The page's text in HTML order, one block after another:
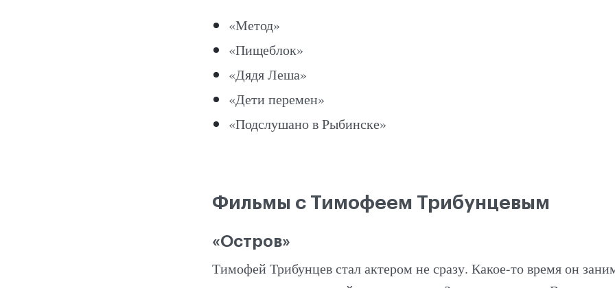
«Метод»
«Пищеблок»
«Дядя Леша»
«Дети перемен»
«Подслушано в Рыбинске»
Фильмы с Тимофеем Трибунцевым
«Остров»
Тимофей Трибунцев стал актером не сразу. Какое-то время он